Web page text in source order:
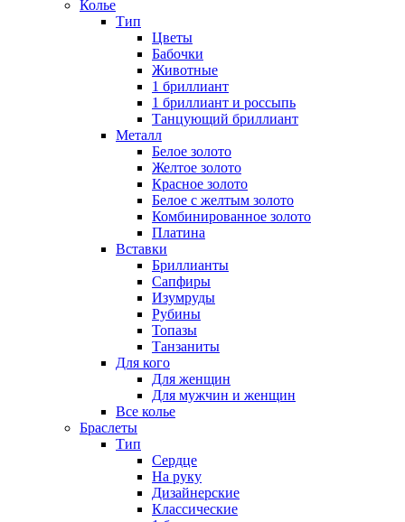
Колье
Тип
Цветы
Бабочки
Животные
1 бриллиант
1 бриллиант и россыпь
Танцующий бриллиант
Металл
Белое золото
Желтое золото
Красное золото
Белое с желтым золото
Комбинированное золото
Платина
Вставки
Бриллианты
Сапфиры
Изумруды
Рубины
Топазы
Танзаниты
Для кого
Для женщин
Для мужчин и женщин
Все колье
Браслеты
Тип
Сердце
На руку
Дизайнерские
Классические